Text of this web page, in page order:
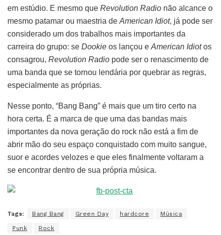
em estúdio. E mesmo que Revolution Radio não alcance o
mesmo patamar ou maestria de American Idiot, já pode ser
considerado um dos trabalhos mais importantes da
carreira do grupo: se Dookie os lançou e American Idiotos
consagrou, Revolution Radio pode ser o renascimento de
uma banda que se tornou lendária por quebrar as regras,
especialmente as próprias.
Nesse ponto, “Bang Bang” é mais que um tiro certo na
hora certa. É a marca de que uma das bandas mais
importantes da nova geração do rock não está a fim de
abrir mão do seu espaço conquistado com muito sangue,
suor e acordes velozes e que eles finalmente voltaram a
se encontrar dentro de sua própria música.
Tags: Bang Bang Green Day hardcore Música
Punk Rock